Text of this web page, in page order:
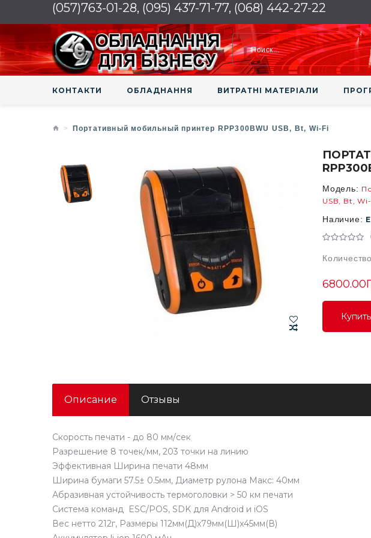
(057)763-01-28, (095) 437-71-77, (068) 442-27-22
КОНТАКТИ ОБЛАДНАННЯ ВИТРАТНІ МАТЕРІАЛИ
Портативный мобильный принтер RPP300BWU USB, Bt, Wi-Fi
Модель:
USB, Bt,
Наличие:
Количество
Купить
Купить
Описание Отзывы
Скорость печати - до 80 мм/сек
Разрешение 8 точек/мм, 203 точки на линию
Эффективная Ширина печати 48мм
Ширина бумаги 57.5± 0.5мм, Диаметр рулона Макс: 40мм
Абразивная устойчивость термоголовки > 50 км печати
Система команд ESC/POS, SDK для Android и iOS
Вес нетто 212г, Размеры 112мм(Д)x79мм(Ш)x45мм(В)